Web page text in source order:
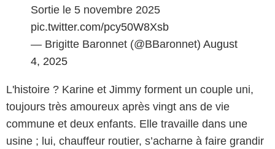
Sortie le 5 novembre 2025
pic.twitter.com/pcy50W8Xsb
— Brigitte Baronnet (@BBaronnet) August
4, 2025
L'histoire ? Karine et Jimmy forment un couple uni,
toujours très amoureux après vingt ans de vie
commune et deux enfants. Elle travaille dans une
usine ; lui, chauffeur routier, s’acharne à faire grandir